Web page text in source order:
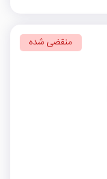
منقضی شده